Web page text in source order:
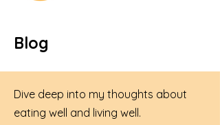
Blog
Dive deep into my thoughts about
eating well and living well.